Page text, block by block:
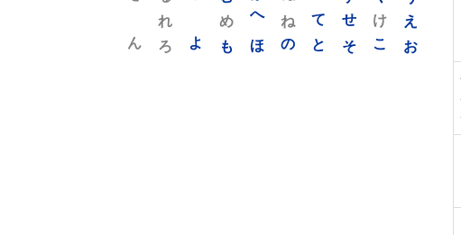
え
お
け
こ
せ
そ
て
と
ね
の
へ
ほ
め
も
よ
れ
ろ
ん